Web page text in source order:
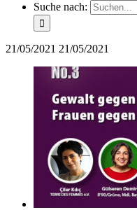
Suche nach:
21/05/2021 21/05/2021